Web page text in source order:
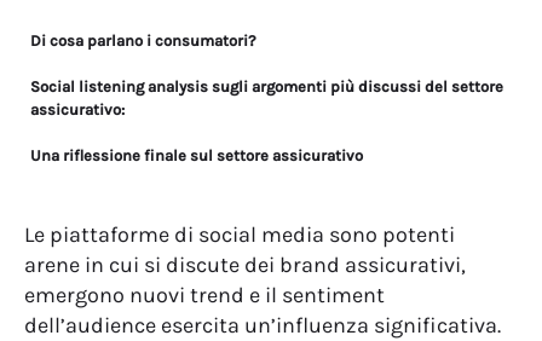
Di cosa parlano i consumatori?
Social listening analysis sugli argomenti più discussi del settore
assicurativo:
Una riflessione finale sul settore assicurativo
Le piattaforme di social media sono potenti
arene in cui si discute dei brand assicurativi,
emergono nuovi trend e il sentiment
dell’audience esercita un’influenza significativa.